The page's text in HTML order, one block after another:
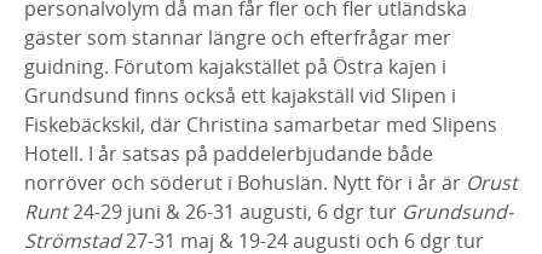
personalvolym då man får fler och fler utländska
gäster som stannar längre och efterfrågar mer
guidning. Förutom kajakstället på Östra kajen i
Grundsund finns också ett kajakställ vid Slipen i
Fiskebäckskil, där Christina samarbetar med Slipens
Hotell. I år satsas på paddelerbjudande både
norröver och söderut i Bohuslän. Nytt för i år är Orust
Runt24-29 juni & 26-31 augusti, 6 dgr tur Grundsund-
Strömstad27-31 maj & 19-24 augusti och 6 dgr tur